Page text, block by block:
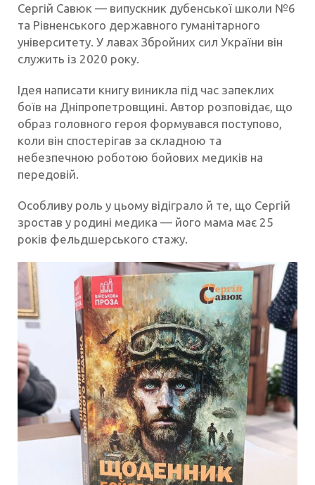
Сергій Савюк — випускник дубенської школи №6
та Рівненського державного гуманітарного
університету. У лавах Збройних сил України він
служить із 2020 року.
Ідея написати книгу виникла під час запеклих
боїв на Дніпропетровщині. Автор розповідає, що
образ головного героя формувався поступово,
коли він спостерігав за складною та
небезпечною роботою бойових медиків на
передовій.
Особливу роль у цьому відіграло й те, що Сергій
зростав у родині медика — його мама має 25
років фельдшерського стажу.